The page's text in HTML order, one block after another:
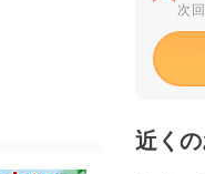
次
近く